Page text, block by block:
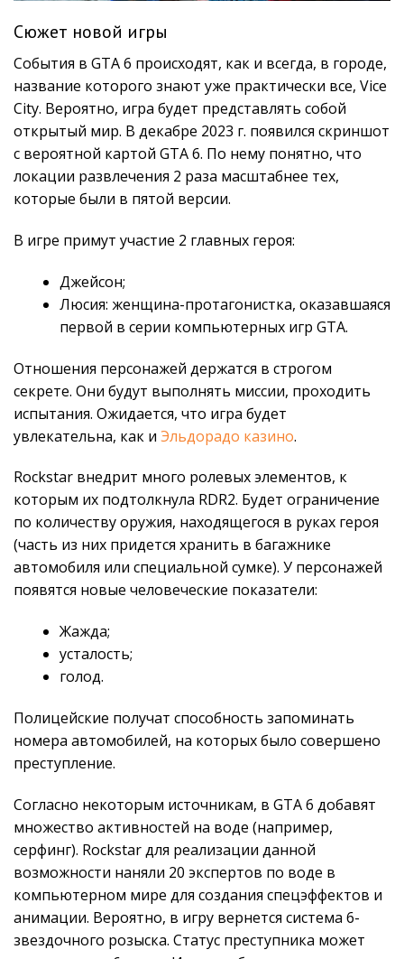
Сюжет новой игры
События в GTA 6 происходят, как и всегда, в городе,
название которого знают уже практически все, Vice
City. Вероятно, игра будет представлять собой
открытый мир. В декабре 2023 г. появился скриншот
с вероятной картой GTA 6. По нему понятно, что
локации развлечения 2 раза масштабнее тех,
которые были в пятой версии.
В игре примут участие 2 главных героя:
Джейсон;
Люсия: женщина-протагонистка, оказавшаяся
первой в серии компьютерных игр GTA.
Отношения персонажей держатся в строгом
секрете. Они будут выполнять миссии, проходить
испытания. Ожидается, что игра будет
увлекательна, как и Эльдорадо казино.
Rockstar внедрит много ролевых элементов, к
которым их подтолкнула RDR2. Будет ограничение
по количеству оружия, находящегося в руках героя
(часть из них придется хранить в багажнике
автомобиля или специальной сумке). У персонажей
появятся новые человеческие показатели:
Жажда;
усталость;
голод.
Полицейские получат способность запоминать
номера автомобилей, на которых было совершено
преступление.
Согласно некоторым источникам, в GTA 6 добавят
множество активностей на воде (например,
серфинг). Rockstar для реализации данной
возможности наняли 20 экспертов по воде в
компьютерном мире для создания спецэффектов и
анимации. Вероятно, в игру вернется система 6-
звездочного розыска. Статус преступника может